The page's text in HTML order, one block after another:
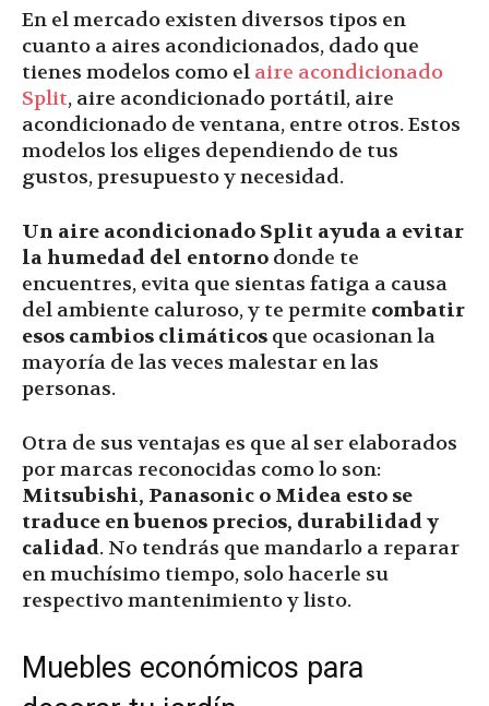
En el mercado existen diversos tipos en
cuanto a aires acondicionados, dado que
tienes modelos como el aire acondicionado
Split, aire acondicionado portátil, aire
acondicionado de ventana, entre otros. Estos
modelos los eliges dependiendo de tus
gustos, presupuesto y necesidad.
Un aire acondicionado Split ayuda a evitar
la humedad del entorno donde te
encuentres, evita que sientas fatiga a causa
del ambiente caluroso, y te permite combatir
esos cambios climáticos que ocasionan la
mayoría de las veces malestar en las
personas.
Otra de sus ventajas es que al ser elaborados
por marcas reconocidas como lo son:
Mitsubishi, Panasonic o Midea esto se
traduce en buenos precios, durabilidad y
calidad. No tendrás que mandarlo a reparar
en muchísimo tiempo, solo hacerle su
respectivo mantenimiento y listo.
Muebles económicos para